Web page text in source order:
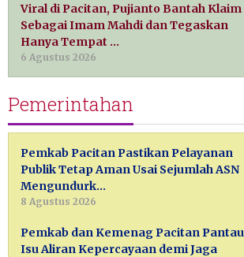
Viral di Pacitan, Pujianto Bantah Klaim
Sebagai Imam Mahdi dan Tegaskan
Hanya Tempat …
6 Agustus 2026
Pemerintahan
Pemkab Pacitan Pastikan Pelayanan
Publik Tetap Aman Usai Sejumlah ASN
Mengundurk…
8 Agustus 2026
Pemkab dan Kemenag Pacitan Pantau
Isu Aliran Kepercayaan demi Jaga